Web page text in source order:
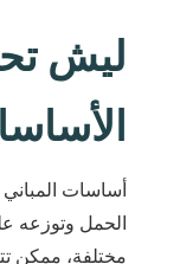
ليش
أساسات
الحمل وتوزعه
مختلفة، ممكن